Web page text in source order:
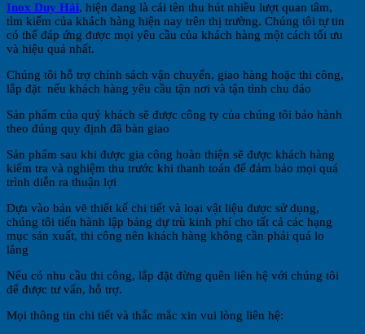
Inox Duy Hải, hiện đang là cái tên thu hút nhiều lượt quan tâm,
tìm kiếm của khách hàng hiện nay trên thị trường. Chúng tôi tự tin
có thể đáp ứng được mọi yêu cầu của khách hàng một cách tối ưu
và hiệu quả nhất.
Chúng tôi hỗ trợ chính sách vận chuyển, giao hàng hoặc thi công,
lắp đặt nếu khách hàng yêu cầu tận nơi và tận tình chu đáo
Sản phẩm của quý khách sẽ được công ty của chúng tôi bảo hành
theo đúng quy định đã bàn giao
Sản phẩm sau khi được gia công hoàn thiện sẽ được khách hàng
kiểm tra và nghiệm thu trước khi thanh toán để đảm bảo mọi quá
trình diễn ra thuận lợi
Dựa vào bản vẽ thiết kế chi tiết và loại vật liệu được sử dụng,
chúng tôi tiến hành lập bảng dự trù kinh phí cho tất cả các hạng
mục sản xuất, thi công nên khách hàng không cần phải quá lo
lắng
Nếu có nhu cầu thi công, lắp đặt đừng quên liên hệ với chúng tôi
để được tư vấn, hỗ trợ.
Mọi thông tin chi tiết và thắc mắc xin vui lòng liên hệ: